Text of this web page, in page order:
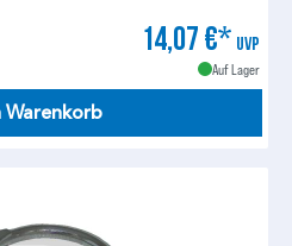
14,07 €* UVP
Auf Lager
Warenkorb